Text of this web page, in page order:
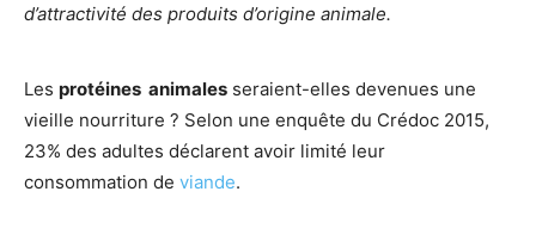
d’attractivité des produits d’origine animale.
Les protéines animales seraient-elles devenues une
vieille nourriture ? Selon une enquête du Crédoc 2015,
23% des adultes déclarent avoir limité leur
consommation de viande.